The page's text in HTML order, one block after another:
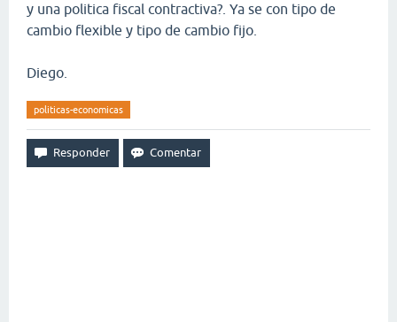
y una politica fiscal contractiva?. Ya se con tipo de
cambio flexible y tipo de cambio fijo.
Diego.
politicas-economicas